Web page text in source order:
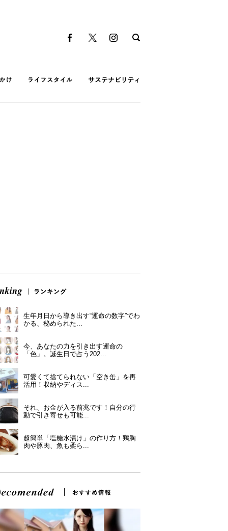
生年月日から導き出す“運命の数字”でわ
かる、秘められた...
今、あなたの力を引き出す運命の
「色」。誕生日で占う202...
可愛くて捨てられない「空き缶」を再
活用！収納やディス...
それ、お金が入る前兆です！自分の行
動で引き寄せも可能...
超簡単「塩糖水漬け」の作り方！鶏胸
肉や豚肉、魚も柔ら...